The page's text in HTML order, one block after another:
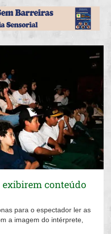
conteúdo
para o espectador ler as
a imagem do intérprete,